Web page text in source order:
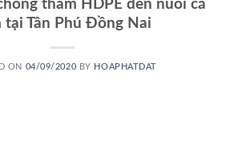
thấm HDPE đen nuôi cá
tại Tân Phú Đồng Nai
ON 04/09/2020 BY HOAPHATDAT